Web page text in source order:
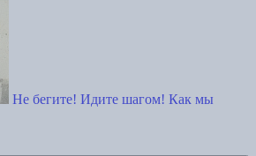
Не бегите! Идите шагом! Как мы